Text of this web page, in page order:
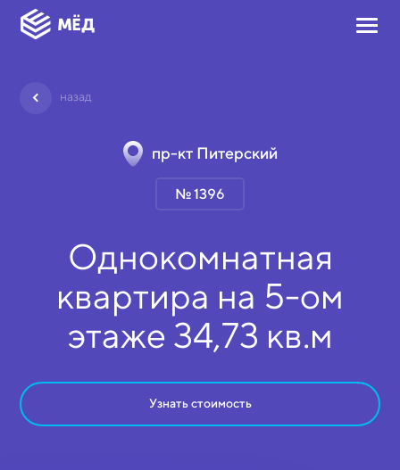
назад
пр-кт Питерский
№ 1396
Однокомнатная
квартира на 5-ом
этаже 34,73 кв.м
Узнать стоимость